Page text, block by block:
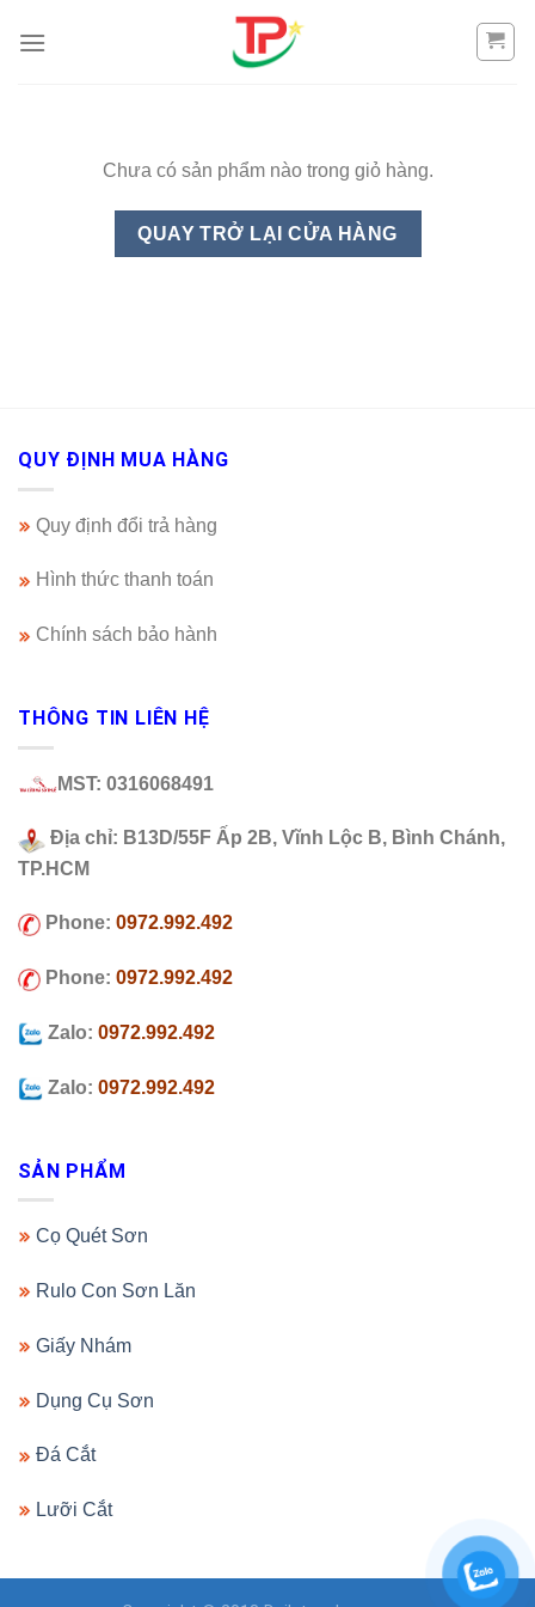
Chưa có sản phẩm nào trong giỏ hàng.
QUAY TRỞ LẠI CỬA HÀNG
QUY ĐỊNH MUA HÀNG
Quy định đổi trả hàng
Hình thức thanh toán
Chính sách bảo hành
THÔNG TIN LIÊN HỆ
MST: 0316068491
Địa chỉ: B13D/55F Ấp 2B, Vĩnh Lộc B, Bình Chánh,
TP.HCM
Phone: 0972.992.492
Phone: 0972.992.492
Zalo: 0972.992.492
Zalo: 0972.992.492
SẢN PHẨM
Cọ Quét Sơn
Rulo Con Sơn Lăn
Giấy Nhám
Dụng Cụ Sơn
Đá Cắt
Lưỡi Cắt